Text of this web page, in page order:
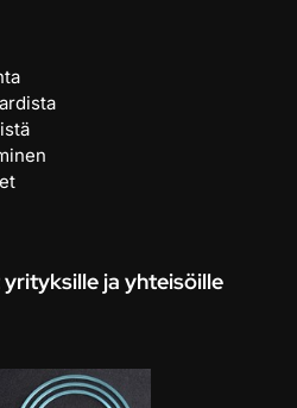
ja yhteisöille